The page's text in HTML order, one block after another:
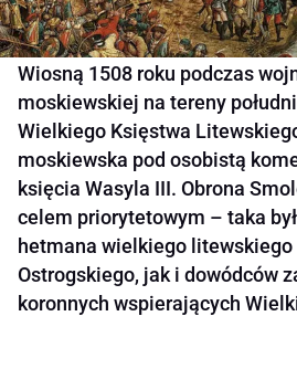
Wiosną 1508 roku podczas
moskiewskiej na tereny
Wielkiego Księstwa
moskiewska pod osobistą
księcia Wasyla III. Obrona
celem priorytetowym – taka
hetmana wielkiego
Ostrogskiego, jak i dowódców
koronnych wspierających